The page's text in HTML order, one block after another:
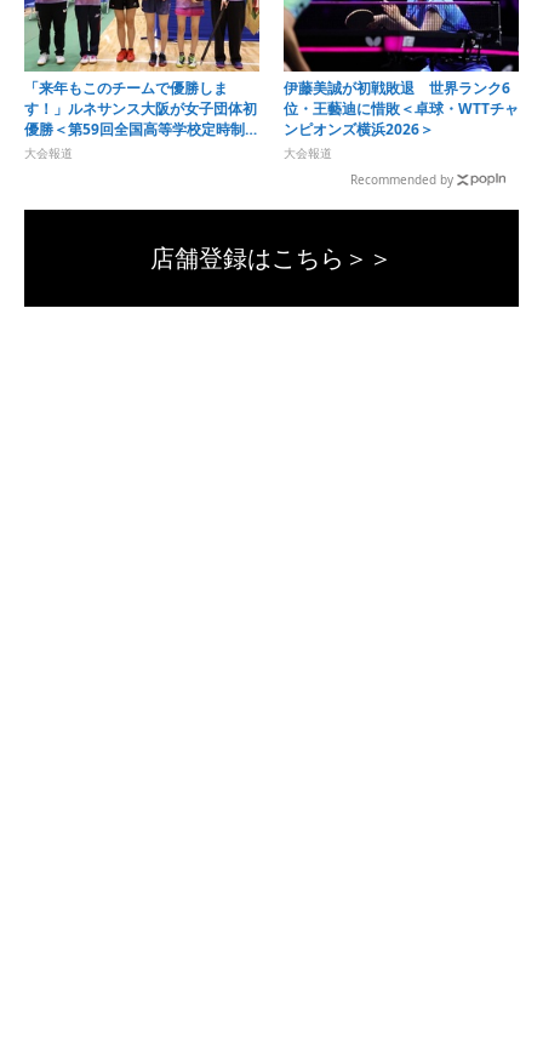
「来年もこのチームで優勝しま
す！」ルネサンス大阪が女子団体初
優勝＜第59回全国高等学校定時制通
信制卓球大会＞
大会報道
伊藤美誠が初戦敗退 世界ランク6
位・王藝迪に惜敗＜卓球・WTTチャ
ンピオンズ横浜2026＞
大会報道
Recommended by
店舗登録はこちら＞＞